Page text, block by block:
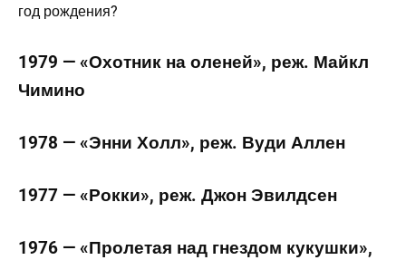
1979 — «Охотник на оленей», реж. Майкл
Чимино
1978 — «Энни Холл», реж. Вуди Аллен
1977 — «Рокки», реж. Джон Эвилдсен
1976 — «Пролетая над гнездом кукушки»,